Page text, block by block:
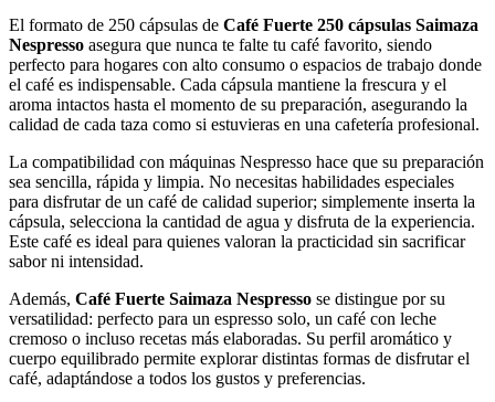
El formato de 250 cápsulas de Café Fuerte 250 cápsulas Saimaza
Nespresso asegura que nunca te falte tu café favorito, siendo
perfecto para hogares con alto consumo o espacios de trabajo donde
el café es indispensable. Cada cápsula mantiene la frescura y el
aroma intactos hasta el momento de su preparación, asegurando la
calidad de cada taza como si estuvieras en una cafetería profesional.
La compatibilidad con máquinas Nespresso hace que su preparación
sea sencilla, rápida y limpia. No necesitas habilidades especiales
para disfrutar de un café de calidad superior; simplemente inserta la
cápsula, selecciona la cantidad de agua y disfruta de la experiencia.
Este café es ideal para quienes valoran la practicidad sin sacrificar
sabor ni intensidad.
Además, Café Fuerte Saimaza Nespresso se distingue por su
versatilidad: perfecto para un espresso solo, un café con leche
cremoso o incluso recetas más elaboradas. Su perfil aromático y
cuerpo equilibrado permite explorar distintas formas de disfrutar el
café, adaptándose a todos los gustos y preferencias.